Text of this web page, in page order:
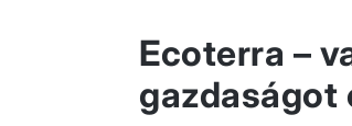
Ecoterra –
gazdaságot